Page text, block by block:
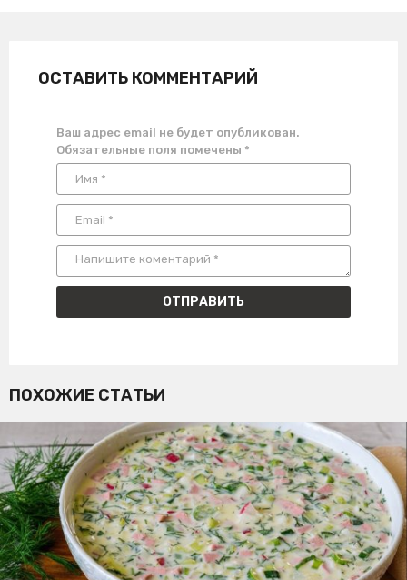
ОСТАВИТЬ КОММЕНТАРИЙ
Ваш адрес email не будет опубликован.
Обязательные поля помечены *
ПОХОЖИЕ СТАТЬИ